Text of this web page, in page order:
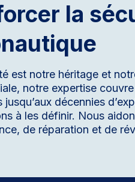
la
est notre héritage et
notre expertise
jusqu’aux décennies
à les définir. Nous
de réparation et de